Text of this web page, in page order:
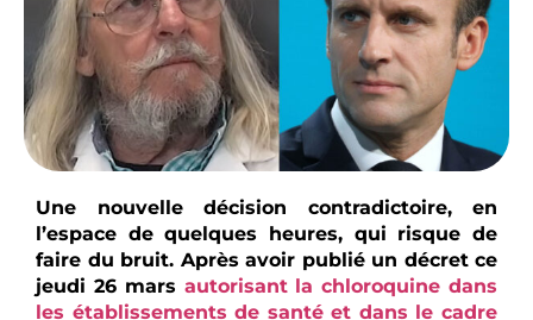
Une nouvelle décision contradictoire, en
l’espace de quelques heures, qui risque de
faire du bruit. Après avoir publié un décret ce
jeudi 26 mars autorisant la chloroquine dans
les établissements de santé et dans le cadre